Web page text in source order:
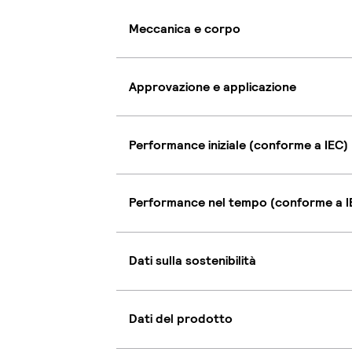
Meccanica e corpo
Approvazione e applicazione
Performance iniziale (conforme a IEC)
Performance nel tempo (conforme a
Dati sulla sostenibilità
Dati del prodotto